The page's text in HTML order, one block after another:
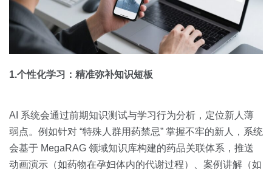
1.个性化学习：精准弥补知识短板
AI 系统会通过前期知识测试与学习行为分析，定位新人薄
弱点。例如针对 “特殊人群用药禁忌” 掌握不牢的新人，系统
会基于 MegaRAG 领域知识库构建的药品关联体系，推送
动画演示（如药物在孕妇体内的代谢过程）、案例讲解（如